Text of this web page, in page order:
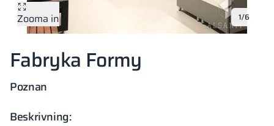
Vela
metallskåp
Rumsavdelare
Altus
L-formade skåp
1/6
Zooma in
Fabryka Formy
Poznan
Beskrivning: